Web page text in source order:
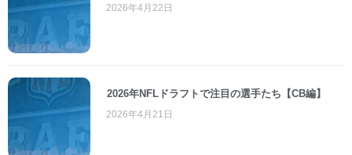
2026年4月22日
2026年NFLドラフトで注目の選手たち【CB編】
2026年4月21日